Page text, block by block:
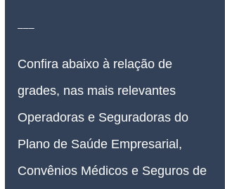
___
Confira abaixo à relação de
grades, nas mais relevantes
Operadoras e Seguradoras do
Plano de Saúde Empresarial,
Convênios Médicos e Seguros de